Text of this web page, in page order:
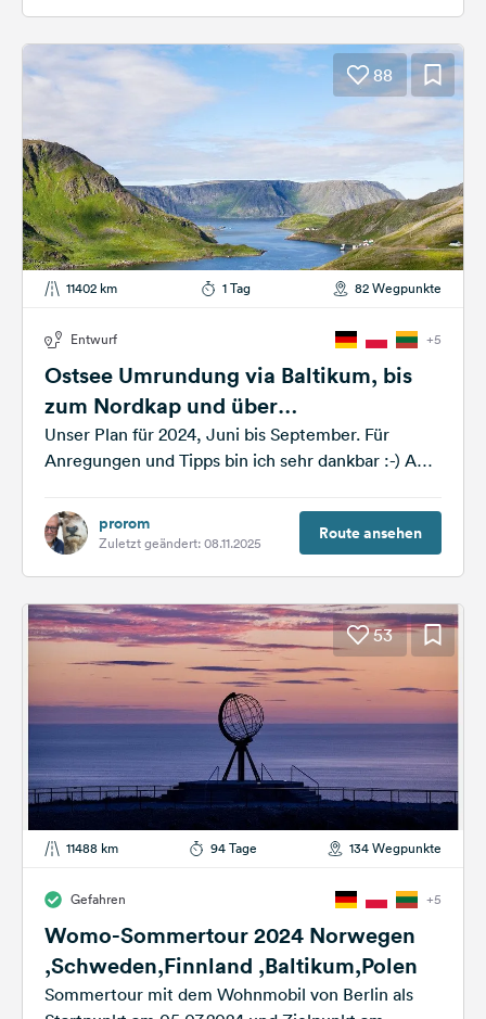
88
11402 km 1 Tag 82 Wegpunkte
Entwurf +5
Ostsee Umrundung via Baltikum, bis
zum Nordkap und über
Norwegen/Schweden zurück
Unser Plan für 2024, Juni bis September. Für
Anregungen und Tipps bin ich sehr dankbar :-) Auf
prorom
Zuletzt geändert: 08.11.2025 Route ansehen
53
11488 km 94 Tage 134 Wegpunkte
Gefahren +5
Womo-Sommertour 2024 Norwegen
,Schweden,Finnland ,Baltikum,Polen
Sommertour mit dem Wohnmobil von Berlin als